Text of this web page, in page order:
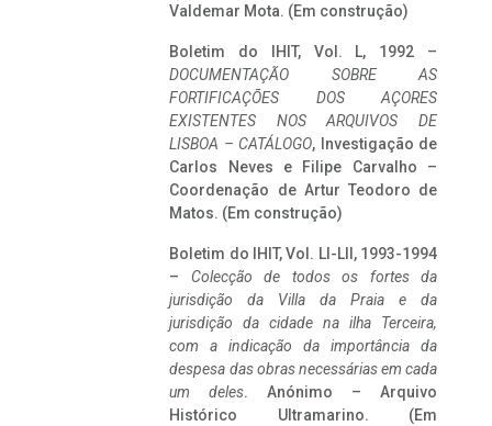
Valdemar Mota. (Em construção)
Boletim do IHIT, Vol. L, 1992 –
DOCUMENTAÇÃO SOBRE AS
FORTIFICAÇÕES DOS AÇORES
EXISTENTES NOS ARQUIVOS DE
LISBOA – CATÁLOGO, Investigação de
Carlos Neves e Filipe Carvalho –
Coordenação de Artur Teodoro de
Matos. (Em construção)
Boletim do IHIT, Vol. LI-LII, 1993-1994
– Colecção de todos os fortes da
jurisdição da Villa da Praia e da
jurisdição da cidade na ilha Terceira,
com a indicação da importância da
despesa das obras necessárias em cada
um deles. Anónimo – Arquivo
Histórico Ultramarino. (Em